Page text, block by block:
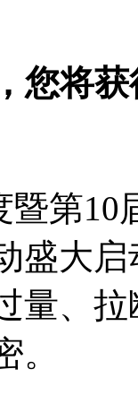
您将
暨第
盛大
量、